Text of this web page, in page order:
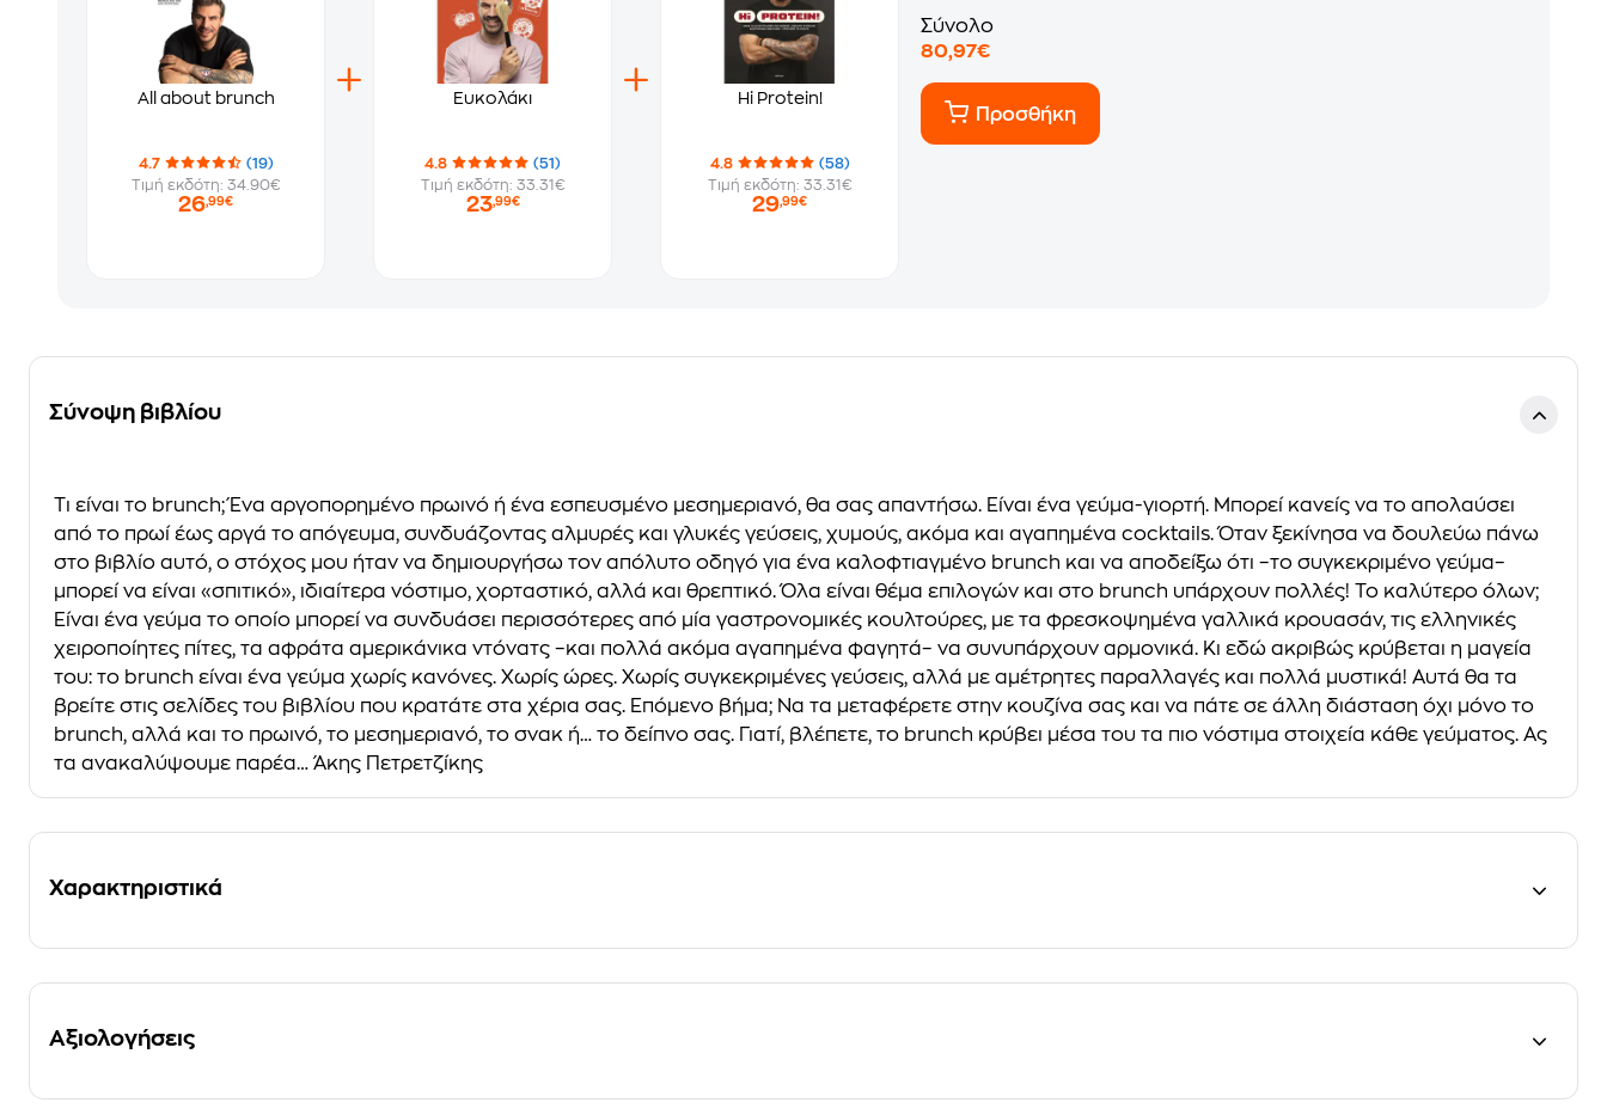
All about brunch
4.7
(19)
Τιμή εκδότη: 34.90€
26,99€
Ευκολάκι
4.8
(51)
Τιμή εκδότη: 33.31€
23,99€
Hi Protein!
4.8
(58)
Τιμή εκδότη: 33.31€
29,99€
Σύνολο
80,97€
Προσθήκη
Σύνοψη βιβλίου
Τι είναι το brunch; Ένα αργοπορημένο πρωινό ή ένα εσπευσμένο μεσημεριανό, θα σας απαντήσω. Είναι ένα γεύμα-γιορτή. Μπορεί κανείς να το απολαύσει
από το πρωί έως αργά το απόγευμα, συνδυάζοντας αλμυρές και γλυκές γεύσεις, χυμούς, ακόμα και αγαπημένα cocktails. Όταν ξεκίνησα να δουλεύω πάνω
στο βιβλίο αυτό, ο στόχος μου ήταν να δημιουργήσω τον απόλυτο οδηγό για ένα καλοφτιαγμένο brunch και να αποδείξω ότι –το συγκεκριμένο γεύμα–
μπορεί να είναι «σπιτικό», ιδιαίτερα νόστιμο, χορταστικό, αλλά και θρεπτικό. Όλα είναι θέμα επιλογών και στο brunch υπάρχουν πολλές! Το καλύτερο όλων;
Είναι ένα γεύμα το οποίο μπορεί να συνδυάσει περισσότερες από μία γαστρονομικές κουλτούρες, με τα φρεσκοψημένα γαλλικά κρουασάν, τις ελληνικές
χειροποίητες πίτες, τα αφράτα αμερικάνικα ντόνατς –και πολλά ακόμα αγαπημένα φαγητά– να συνυπάρχουν αρμονικά. Κι εδώ ακριβώς κρύβεται η μαγεία
του: το brunch είναι ένα γεύμα χωρίς κανόνες. Χωρίς ώρες. Χωρίς συγκεκριμένες γεύσεις, αλλά με αμέτρητες παραλλαγές και πολλά μυστικά! Αυτά θα τα
βρείτε στις σελίδες του βιβλίου που κρατάτε στα χέρια σας. Επόμενο βήμα; Να τα μεταφέρετε στην κουζίνα σας και να πάτε σε άλλη διάσταση όχι μόνο το
brunch, αλλά και το πρωινό, το μεσημεριανό, το σνακ ή… το δείπνο σας. Γιατί, βλέπετε, το brunch κρύβει μέσα του τα πιο νόστιμα στοιχεία κάθε γεύματος. Ας
τα ανακαλύψουμε παρέα… Άκης Πετρετζίκης
Χαρακτηριστικά
Αξιολογήσεις